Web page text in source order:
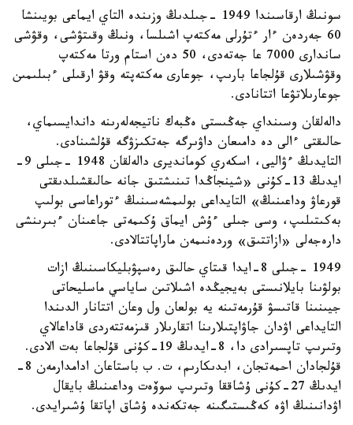
سونىڭ ارقاسىندا 1949 -جىلدىڭ وزىندە التاي ايماعى بويىنشا
60 جەردەن ءار ءتۇرلى مەكتەپ اشىلسا، ونىڭ وقىتۋشى، وقۋشى
ساندارى 7000 عا جەتەدى، 50 دەن استام ورتا مەكتەپ
وقۋشىلارى قۇلجاعا بارىپ، جوعارى مەكتەپتە وقۋ ارقىلى ءبىلىمىن
جوعارىلاتۋعا اتتانادى.
دالەلقان وسىنداي جەڭىستى ەڭبەك ناتيجەلەرىنە داندايسىماي،
حالىقتى ءالى دە دامىعان داۋىرگە جەتكىزۋگە قۇلشىنادى.
التايدىڭ ءۋاليى، اسكەري كومانديرى دالەلقان 1948 -جىلى 9-
ايدىڭ 13-كۇنى «شينجاڭدا تىنىشتىق جانە حالىقشىلدىقتى
قورعاۋ وداعىنىڭ» التايداعى بولىمشەسىنىڭ ءتوراعاسى بولىپ
بەكىتىلىپ، وسى جىلى ءۇش ايماق ۇكىمەتى جاعىنان ءبىرىنشى
دارەجەلى «ازاتتىق» وردەنىمەن ماراپاتتالادى.
1949 -جىلى 8-ايدا قىتاي حالىق رەسپۋبليكاسىنىڭ ازات
بولۋىنا بايلانىستى بەيجيڭدە اشىلاتىن ساياسي ماسليحاتى
جيىنىنا قاتىسۋ قۇرمەتىنە يە بولعان ول وعان اتتانار الدىندا
التايداعى اۋدان جاۋاپتىلارىنا اتقارىلار قىزمەتتەردى قاداعالاي
وتىرىپ تاپسىرادى دا، 8-ايدىڭ 19-كۇنى قۇلجاعا بەت الادى.
قۇلجادان احمەتجان، ابدىكارىم، ت. ب باستاعان ادامدارمەن 8-
ايدىڭ 27-كۇنى ۇشاققا وتىرىپ سوۆەت وداعىنىڭ بايقال
اۋدانىنىڭ اۋە كەڭىستىگىنە جەتكەندە ۇشاق اپاتقا ۇشىرايدى.